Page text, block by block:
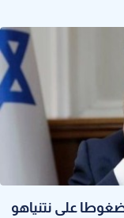
على نتنياهو